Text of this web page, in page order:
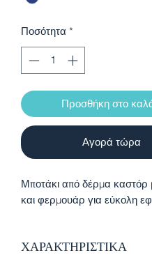
Ποσότητα *
Προσθήκη στο
Αγορά τώρα
Μποτάκι από δέρμα καστόρ
και φερμουάρ για εύκολη
ΧΑΡΑΚΤΗΡΙΣΤΙΚΑ